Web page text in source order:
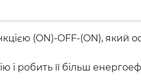
(ON)-OFF-(ON),
і робить її більш